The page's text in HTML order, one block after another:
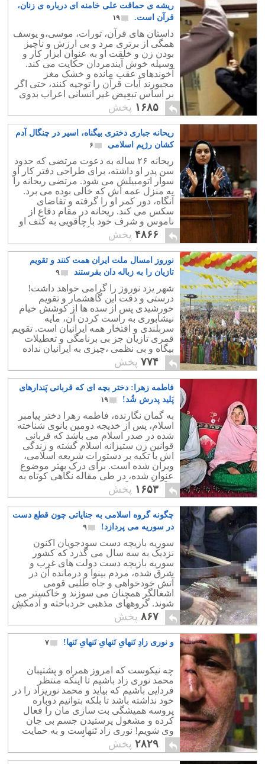
ریشه ی حماقت علی خامنه ای درباره ی زنان،
قرآن است.
۱۹
داستان های قرآن، تورات، موسی،و یوسف
همگی از برتری مرد و بی ارزش و ناچیز
بودن زن و خلقت او به عنوان ابزار کار و
وسیله خوش آیندمردان حکایت می کند.
آخوندهای عقب مانده و خشک مغز
مجبورند آیات قرآن را توجیه کنند، حتی اگر
بر اساس تبعیض غیر انسانی اعراب بدوی
باشد. حتی اگر دستور به کتک زدن زن داده
باشد.
۱۶۸۵ پخش
ریحانه جباری دختری بیگناه، اسیر در چنگال آدم
کشان رژیم اسلامی
۶
ریحانه ۲۶ ساله به دعوت مرتضی که حدود
سن پدر او داشته، برای طراحی دفتر کار او
سوار اتومبیلش می شود. مرتضی ریحانه را
به منزل عمه اش که خالی بوده می برد.
آنگاه، دور کمر او را گرفته و تقاضای
سکس می کند. ریحانه در مقام دفاع از
ناموس و شرف خود با چاقویی به کتف او
می زند که منجر به مرگ او می شود.
۴۸۶۶ پخش
نوروز امسال ملت ایران همت کنند و تقویم
تازیان را به زباله دان بفرستند
۹
شهر یزد نوروز را گرامی خواهد داشت!
درستی و دقت این گاهشمار و تقویم
خورشیدی پس از سده ها از کوشش خیام
نیشابوری به راست کردن آن، مایه
سربلندی و افتخار همه ایرانیان است. تقویم
قمری تازیان جز بی برنامگی و تعطیلات
بیگاه و بی نظمی ،چیزی به ایرانیان نداده
است.۷۷۴ پخش
فاطمه زهرا: دختر بچه ای که قربانی پَندارهای
پَلید پدرش شُد!
۱۹
به گمان نگارنده، فاطمه زهرا دختر پیامبر
اسلام، پس از خدیجه دومین بانوی شناخته
شده در صدر اسلام می باشد که قربانی
قوانین زن ستیزانه اسلام گشته و زندگی
اش با تکیه بر دستورات شریعه اسلامی،
ویران شده است. برای درک بهتر موضوع
عنوان شده، در طی مقاله نگاهی کوتاه به
چگونگی زندگی دردناک وی می اندازیم.
۱۶۵۳ پخش
چگونه گروه اسلامی به جنایاتی چون قطع دست
در سوریه می پردازد!
۹
سوریه بازیچه دست سودجویان اکنون
نزدیک به سه سال می گذرد که کشور
سوریه بازیچه دست دولت های غرب و
شرق شده، مردم بینوا و درمانده آن در
آتش خودخواهی و جاه طلبی قومی
اشغالگر همچنان می سوزند و خاکستر می
شوند. گروههای مذهبی خردباخته و آدمکش
این کشور تاریخی و پیشرفته را اشغال و آن
را با خاک یکسان کردند
۸۶۷ پخش
و نوری زادِ تَنهایِ تَنهایِ تَنهایِ تَنها! ۷
چه نیکوست که امروز همراه و پشتیبان
محمد نوری زاد باشیم تا اینکه منتظر
فردایی باشیم که بیاید و محمد نوریزاد را در
خود نداشته باشد تا بلکه بتوانیم دوباره
پروسه همیشگی بت سازی مان را فعال
کرده و مشغول پرستیدن جسم بی جان
وی شویم! نوری زاد تَنهاست و به حمایت
ما احتیاج دارد، تَنهایش نگذاریم.
۲۸۲۹ پخش